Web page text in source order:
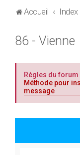
Accueil
86 - Vienne
Règles du forum
Méthode pour
message